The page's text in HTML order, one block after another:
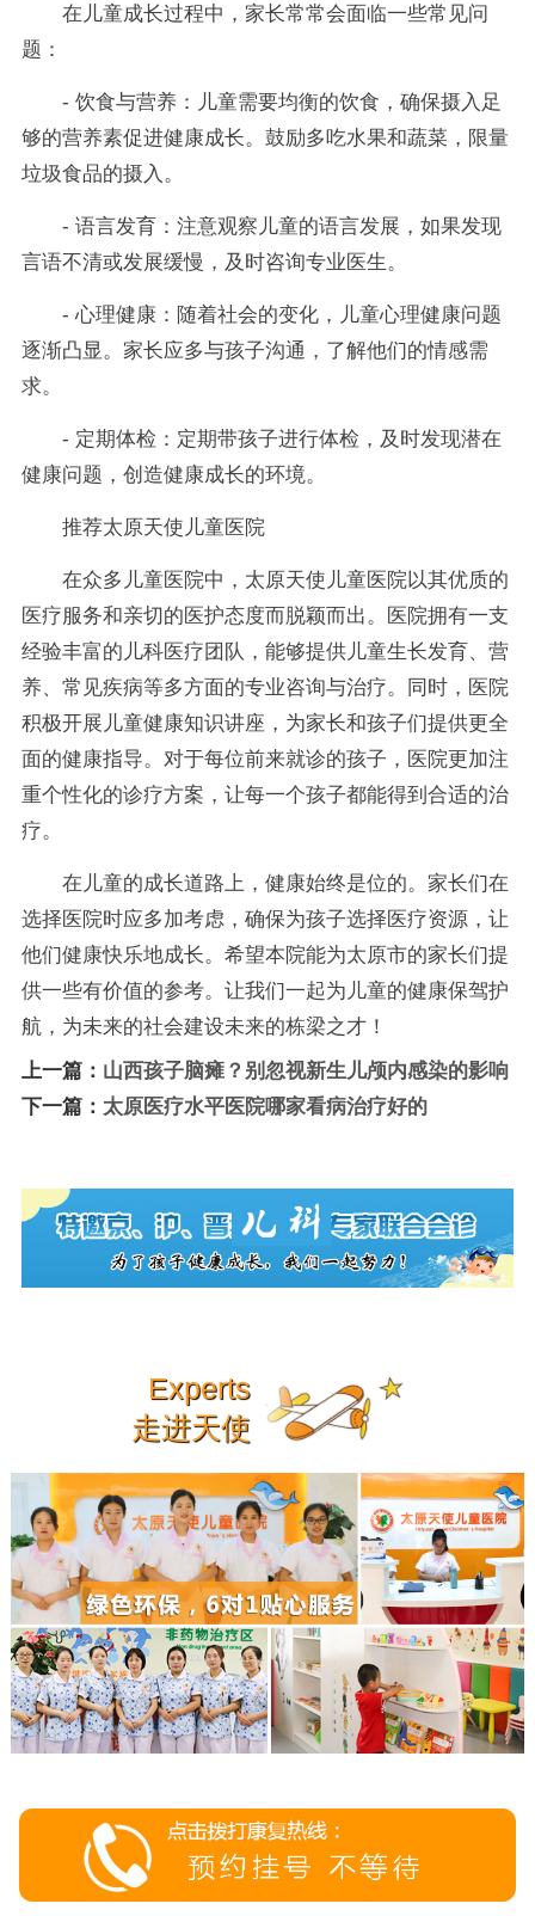
在儿童成长过程中，家长常常会面临一些常见问
题：
- 饮食与营养：儿童需要均衡的饮食，确保摄入足
够的营养素促进健康成长。鼓励多吃水果和蔬菜，限量
垃圾食品的摄入。
- 语言发育：注意观察儿童的语言发展，如果发现
言语不清或发展缓慢，及时咨询专业医生。
- 心理健康：随着社会的变化，儿童心理健康问题
逐渐凸显。家长应多与孩子沟通，了解他们的情感需
求。
- 定期体检：定期带孩子进行体检，及时发现潜在
健康问题，创造健康成长的环境。
推荐太原天使儿童医院
在众多儿童医院中，太原天使儿童医院以其优质的
医疗服务和亲切的医护态度而脱颖而出。医院拥有一支
经验丰富的儿科医疗团队，能够提供儿童生长发育、营
养、常见疾病等多方面的专业咨询与治疗。同时，医院
积极开展儿童健康知识讲座，为家长和孩子们提供更全
面的健康指导。对于每位前来就诊的孩子，医院更加注
重个性化的诊疗方案，让每一个孩子都能得到合适的治
疗。
在儿童的成长道路上，健康始终是位的。家长们在
选择医院时应多加考虑，确保为孩子选择医疗资源，让
他们健康快乐地成长。希望本院能为太原市的家长们提
供一些有价值的参考。让我们一起为儿童的健康保驾护
航，为未来的社会建设未来的栋梁之才！
上一篇： 山西孩子脑瘫？别忽视新生儿颅内感染的影响
下一篇： 太原医疗水平医院哪家看病治疗好的
Experts
走进天使